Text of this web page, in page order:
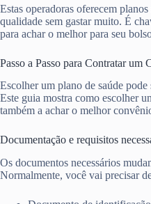
Estas operadoras oferecem
qualidade sem gastar muito. É
para achar o melhor para seu
Passo a Passo para Contratar
Escolher um plano de saúde
Este guia mostra como escolher
também a achar o melhor
Documentação e requisitos
Os documentos necessários
Normalmente, você vai precisar